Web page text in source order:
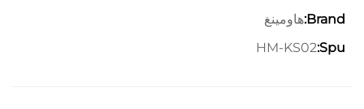
Brand:هاومينغ
Spu:
HM-KS02